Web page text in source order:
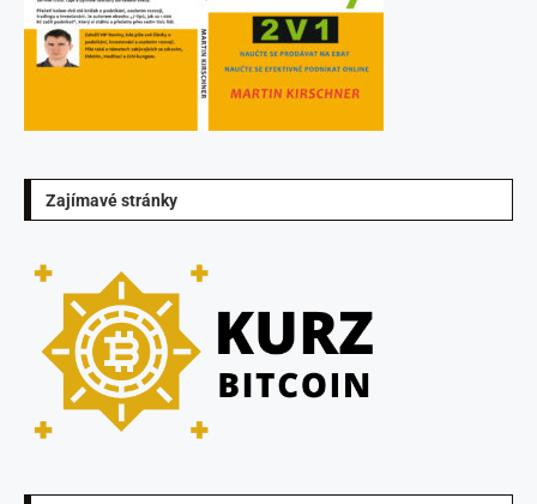
Zajímavé stránky